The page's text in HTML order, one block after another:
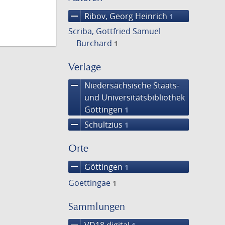
remove Ribov, Georg Heinrich 1
Scriba, Gottfried Samuel
Burchard 1
Verlage
remove
Niedersächsische Staats-
und Universitätsbibliothek
Göttingen 1
remove Schultzius 1
Orte
remove Göttingen 1
Goettingae 1
Sammlungen